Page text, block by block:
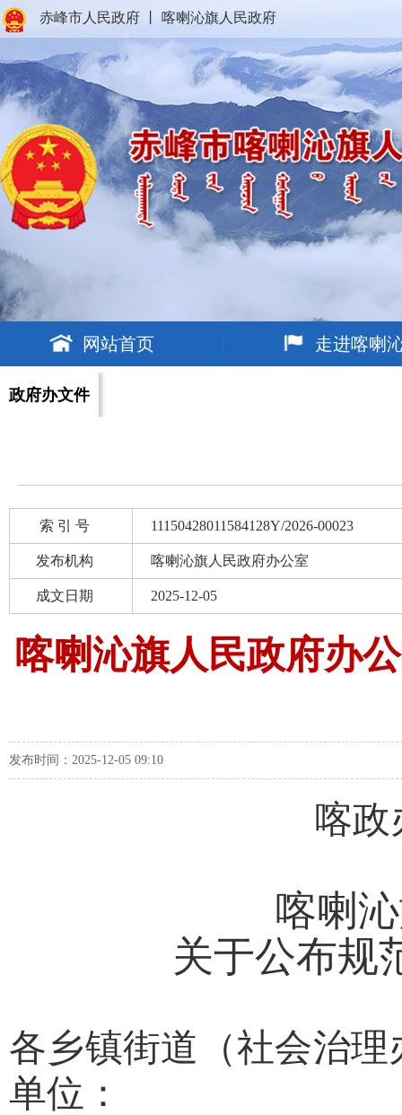
赤峰市人民政府 喀喇沁旗人民政府
网站首页 走进喀喇
政府办文件
索 引 号 11150428011584128Y/2026-00023
发布机构 喀喇沁旗人民政府办公室
成文日期 2025-12-05
喀喇沁旗人民政府办
发布时间：2025-12-05 09:10
喀政
喀喇沁
关于公布规
各乡镇街道 （社会治理
单位 ：